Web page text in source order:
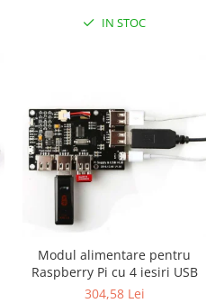
IN STOC
Modul alimentare pentru
Raspberry Pi cu 4 iesiri USB
304,58 Lei